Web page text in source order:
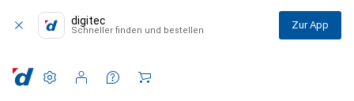
digitec
Schneller finden und bestellen Zur App
Einstellungen
Kundenkonto
Vergleichslisten
Merklisten
Warenkorb